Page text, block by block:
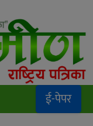
ई-पेपर